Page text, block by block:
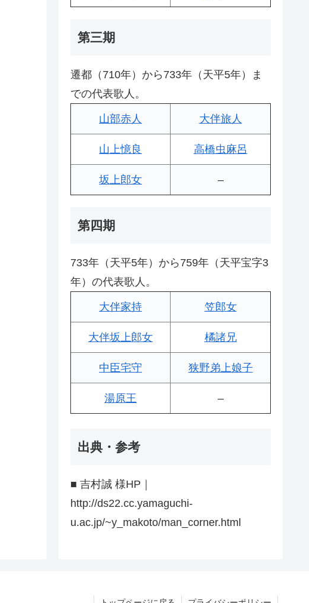
第三期
遷都（710年）から733年（天平5年）ま
での代表歌人。
山部赤人 大伴旅人
山上憶良 高橋虫麻呂
坂上郎女 –
第四期
733年（天平5年）から759年（天平宝字3
年）の代表歌人。
大伴家持 笠郎女
大伴坂上郎女 橘諸兄
中臣宅守 狭野弟上娘子
湯原王 –
出典・参考
■ 吉村誠 様HP｜
http://ds22.cc.yamaguchi-
u.ac.jp/~y_makoto/man_corner.html